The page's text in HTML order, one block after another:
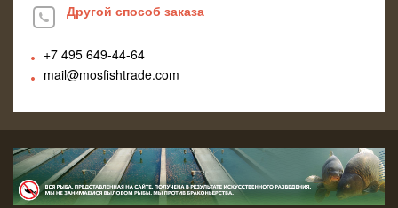
Другой способ заказа
+7 495 649-44-64
mail@mosfishtrade.com